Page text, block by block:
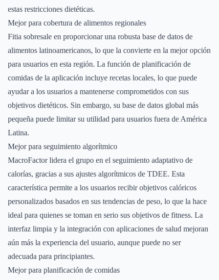
estas restricciones dietéticas.
Mejor para cobertura de alimentos regionales
Fitia sobresale en proporcionar una robusta base de datos de
alimentos latinoamericanos, lo que la convierte en la mejor opción
para usuarios en esta región. La función de planificación de
comidas de la aplicación incluye recetas locales, lo que puede
ayudar a los usuarios a mantenerse comprometidos con sus
objetivos dietéticos. Sin embargo, su base de datos global más
pequeña puede limitar su utilidad para usuarios fuera de América
Latina.
Mejor para seguimiento algorítmico
MacroFactor lidera el grupo en el seguimiento adaptativo de
calorías, gracias a sus ajustes algorítmicos de TDEE. Esta
característica permite a los usuarios recibir objetivos calóricos
personalizados basados en sus tendencias de peso, lo que la hace
ideal para quienes se toman en serio sus objetivos de fitness. La
interfaz limpia y la integración con aplicaciones de salud mejoran
aún más la experiencia del usuario, aunque puede no ser
adecuada para principiantes.
Mejor para planificación de comidas